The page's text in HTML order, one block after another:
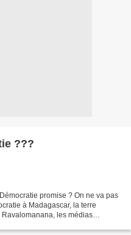
???
promise ? On ne va pas
à Madagascar, la terre
les médias